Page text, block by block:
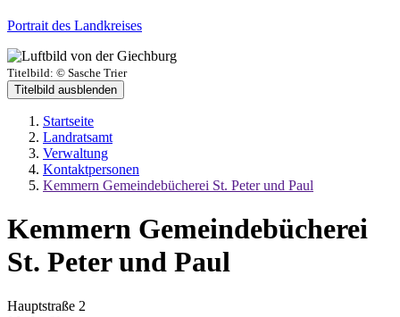
Portrait des Landkreises
Titelbild: © Sasche Trier
Titelbild ausblenden
Startseite
Landratsamt
Verwaltung
Kontaktpersonen
Kemmern Gemeindebücherei St. Peter und Paul
Kemmern Gemeindebücherei
St. Peter und Paul
Hauptstraße 2